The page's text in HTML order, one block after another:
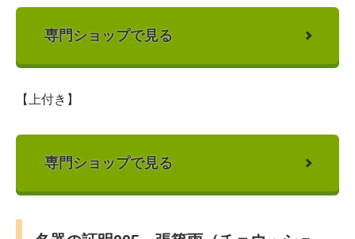
専門ショップで見る
【上付き】
専門ショップで見る